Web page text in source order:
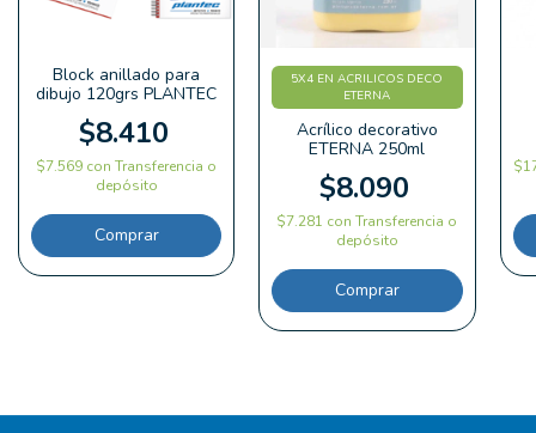
Block anillado para
dibujo 120grs PLANTEC
$8.410
$7.569 con Transferencia o
depósito
Comprar
5X4 EN ACRILICOS DECO
ETERNA
Acrílico decorativo
ETERNA 250ml
$8.090
$7.281 con Transferencia o
depósito
Comprar